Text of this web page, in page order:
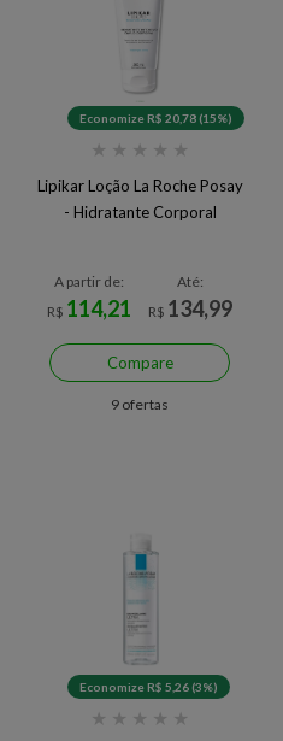
Economize R$ 20,78 (15%)
★ ★ ★ ★ ★
Lipikar Loção La Roche Posay
- Hidratante Corporal
A partir de:
R$ 114,21
Até:
R$ 134,99
Compare
9 ofertas
Economize R$ 5,26 (3%)
★ ★ ★ ★ ★